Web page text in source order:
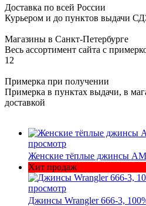
Доставка по всей России
Курьером и до пунктов выдачи
Магазины в Санкт-Петербурге
Весь ассортимент сайта с
12
Примерка при получении
Примерка в пунктах выдачи, в
доставкой
просмотр
Женские тёплые джинсы
Хит продаж
просмотр
Джинсы Wrangler 666-3,